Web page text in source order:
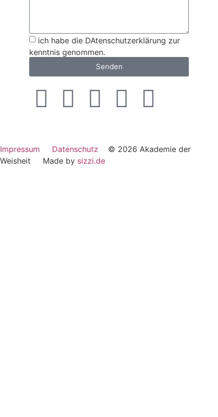
ich habe die DAtenschutzerklärung zur
kenntnis genommen.
Senden
Impressum Datenschutz © 2026 Akademie der
Weisheit Made by sizzi.de